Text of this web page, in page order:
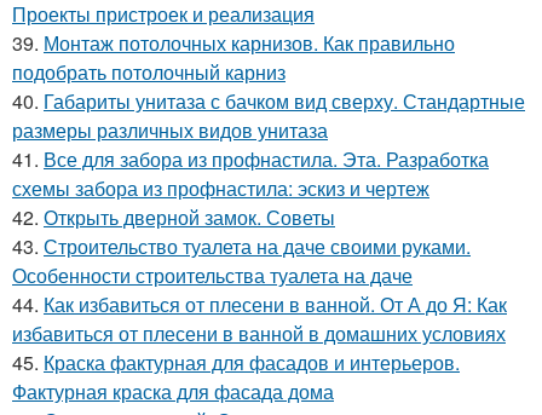
Проекты пристроек и реализация
39. Монтаж потолочных карнизов. Как правильно
подобрать потолочный карниз
40. Габариты унитаза с бачком вид сверху. Стандартные
размеры различных видов унитаза
41. Все для забора из профнастила. Эта. Разработка
схемы забора из профнастила: эскиз и чертеж
42. Открыть дверной замок. Советы
43. Строительство туалета на даче своими руками.
Особенности строительства туалета на даче
44. Как избавиться от плесени в ванной. От А до Я: Как
избавиться от плесени в ванной в домашних условиях
45. Краска фактурная для фасадов и интерьеров.
Фактурная краска для фасада дома